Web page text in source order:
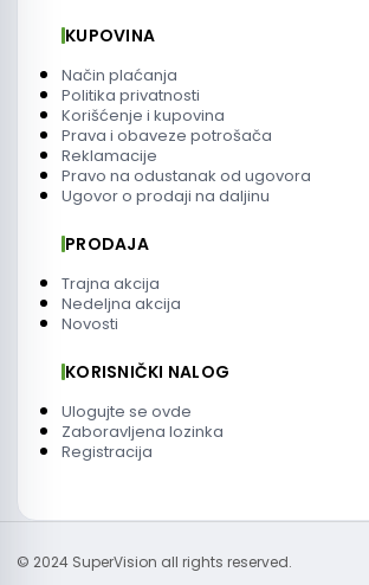
KUPOVINA
Način plaćanja
Politika privatnosti
Korišćenje i kupovina
Prava i obaveze potrošača
Reklamacije
Pravo na odustanak od ugovora
Ugovor o prodaji na daljinu
PRODAJA
Trajna akcija
Nedeljna akcija
Novosti
KORISNIČKI NALOG
Ulogujte se ovde
Zaboravljena lozinka
Registracija
© 2024 SuperVision all rights reserved.